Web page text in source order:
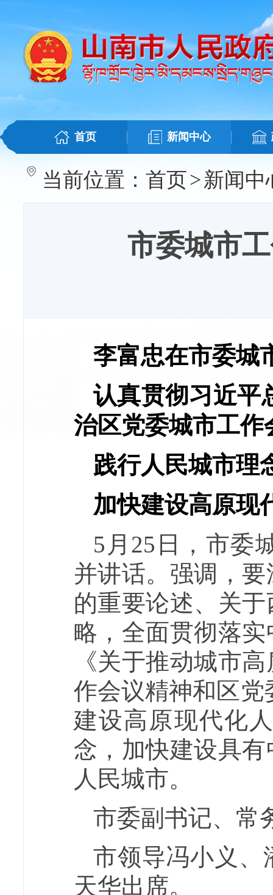
首页 新闻中心
当前位置： 首页>新闻中
市委城市
李富忠在市委城
认真贯彻习近平
治区党委城市工作
践行人民城市理
加快建设高原现
5月25日，市委
并讲话。强调，
的重要论述、关
略，全面贯彻落
《关于推动城市
作会议精神和区
建设高原现代化
念，加快建设具
人民城市。
市委副书记、常
市领导冯小义、
天华出席。